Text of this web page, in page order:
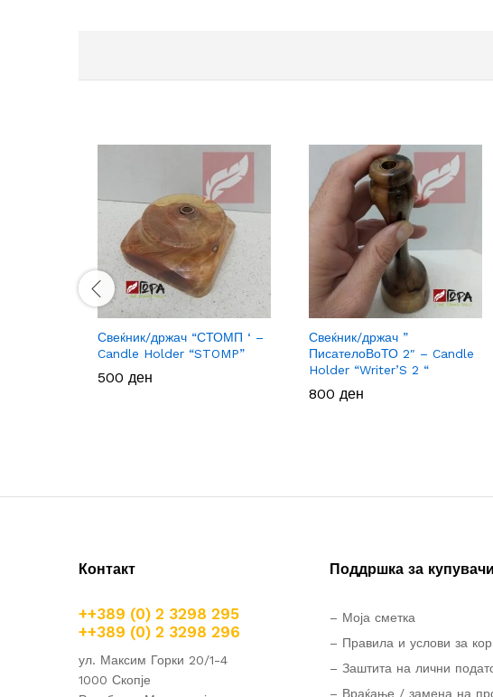
Свеќник/држач “СТОМП ‘ –
Candle Holder “STOMP”
500 ден
500 ден
Свеќник/држач ”
ПисателоВоТО 2″ – Candle
Holder “Writer’S 2 “
800 ден
800 ден
Контакт
++389 (0) 2 3298 295
++389 (0) 2 3298 296
ул. Максим Горки 20/1-4
1000 Скопје
Поддршка за купувачи
– Моја сметка
– Правила и услови за
– Заштита на лични
– Враќање / замена на